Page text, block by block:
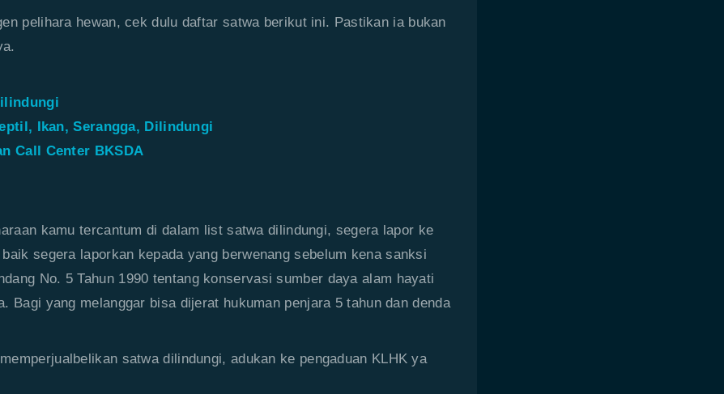
pelihara hewan, cek dulu daftar satwa berikut ini. Pastikan ia bukan
Ikan, Serangga, Dilindungi
Call Center BKSDA
kamu tercantum di dalam list satwa dilindungi, segera lapor ke
segera laporkan kepada yang berwenang sebelum kena sanksi
No. 5 Tahun 1990 tentang konservasi sumber daya alam hayati
Bagi yang melanggar bisa dijerat hukuman penjara 5 tahun dan denda
satwa dilindungi, adukan ke pengaduan KLHK ya